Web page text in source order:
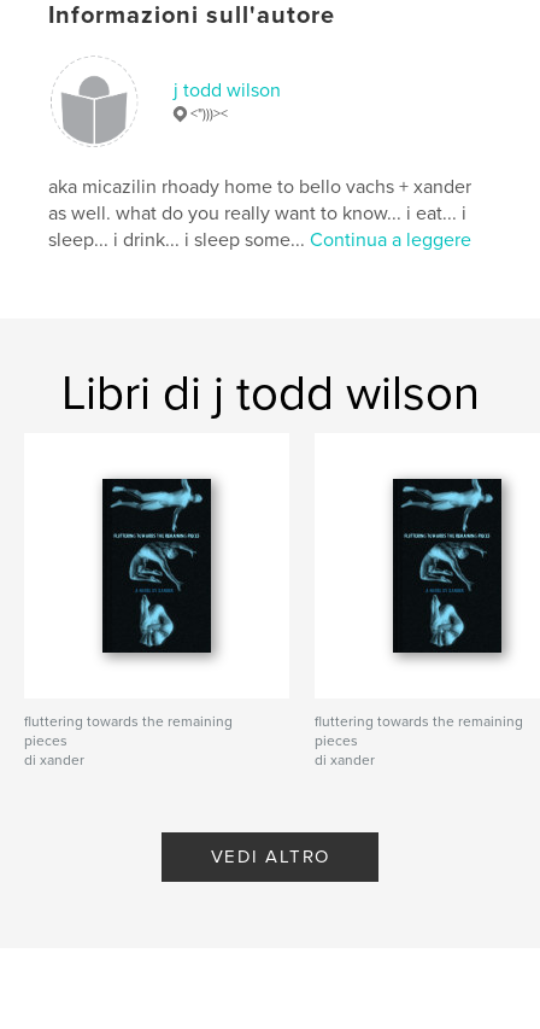
homesickness
, madness
Informazioni sull'autore
j todd wilson
<")))><
aka micazilin rhoady home to bello vachs + xander
as well. what do you really want to know... i eat... i
sleep... i drink... i sleep some...Continua a leggere
Libri di j todd wilson
fluttering towards the remaining
pieces
di xander
fluttering towards the remaining
pieces
di xander
VEDI ALTRO